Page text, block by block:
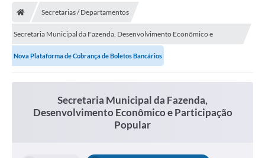
Secretarias / Departamentos
Secretaria Municipal da Fazenda, Desenvolvimento Econômico e
Participação Popular
Nova Plataforma de Cobrança de Boletos Bancários
Secretaria Municipal da Fazenda,
Desenvolvimento Econômico e Participação
Popular